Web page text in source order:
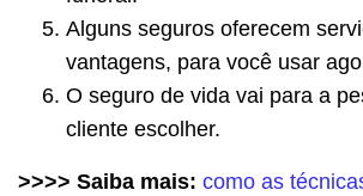
Alguns seguros oferecem
vantagens, para você usar
O seguro de vida vai para a
cliente escolher.
>>>> Saiba mais: como as